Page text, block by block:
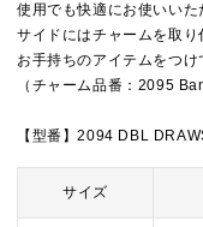
使用でも快適にお使いいた
サイドにはチャームを取り
お手持ちのアイテムをつけ
（チャーム品番：2095
【型番】2094 DBL
サイズ